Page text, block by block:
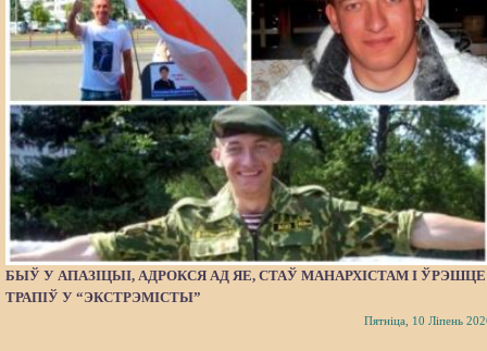
БЫЎ У АПАЗІЦЫІ, АДРОКСЯ АД ЯЕ, СТАЎ МАНАРХІСТАМ І ЎРЭШЦЕ
ТРАПІЎ У “ЭКСТРЭМІСТЫ”
Пятніца, 10 Ліпень